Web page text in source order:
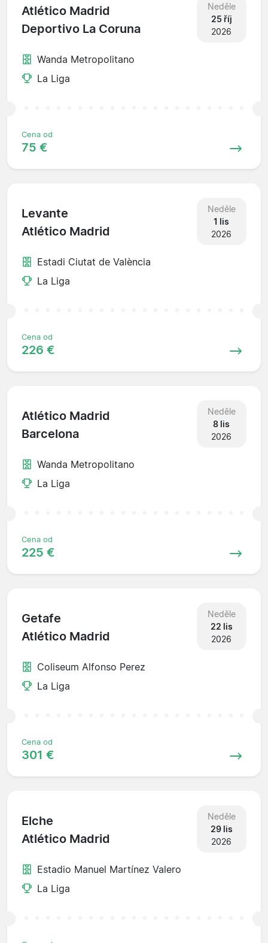
Atlético Madrid
Deportivo La Coruna
Neděle
25 říj
2026
Wanda Metropolitano
La Liga
Cena od
75 €
Levante
Atlético Madrid
Neděle
1 lis
2026
Estadi Ciutat de València
La Liga
Cena od
226 €
Atlético Madrid
Barcelona
Neděle
8 lis
2026
Wanda Metropolitano
La Liga
Cena od
225 €
Getafe
Atlético Madrid
Neděle
22 lis
2026
Coliseum Alfonso Perez
La Liga
Cena od
301 €
Elche
Atlético Madrid
Neděle
29 lis
2026
Estadio Manuel Martínez Valero
La Liga